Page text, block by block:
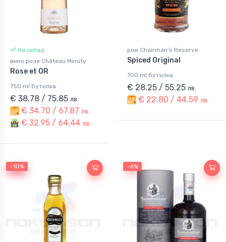
На склад
вино розе Château Minuty
Rose et OR
750 ml бутилка
€ 38.78 / 75.85 лв.
€ 34.70 / 67.87 лв.
€ 32.95 / 64.44 лв.
ром Chairman's Reserve
Spiced Original
700 ml бутилка
€ 28.25 / 55.25 лв.
€ 22.80 / 44.59 лв.
-10%
-10% -6%